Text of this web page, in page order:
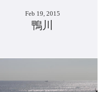
Feb 19, 2015
鴨川